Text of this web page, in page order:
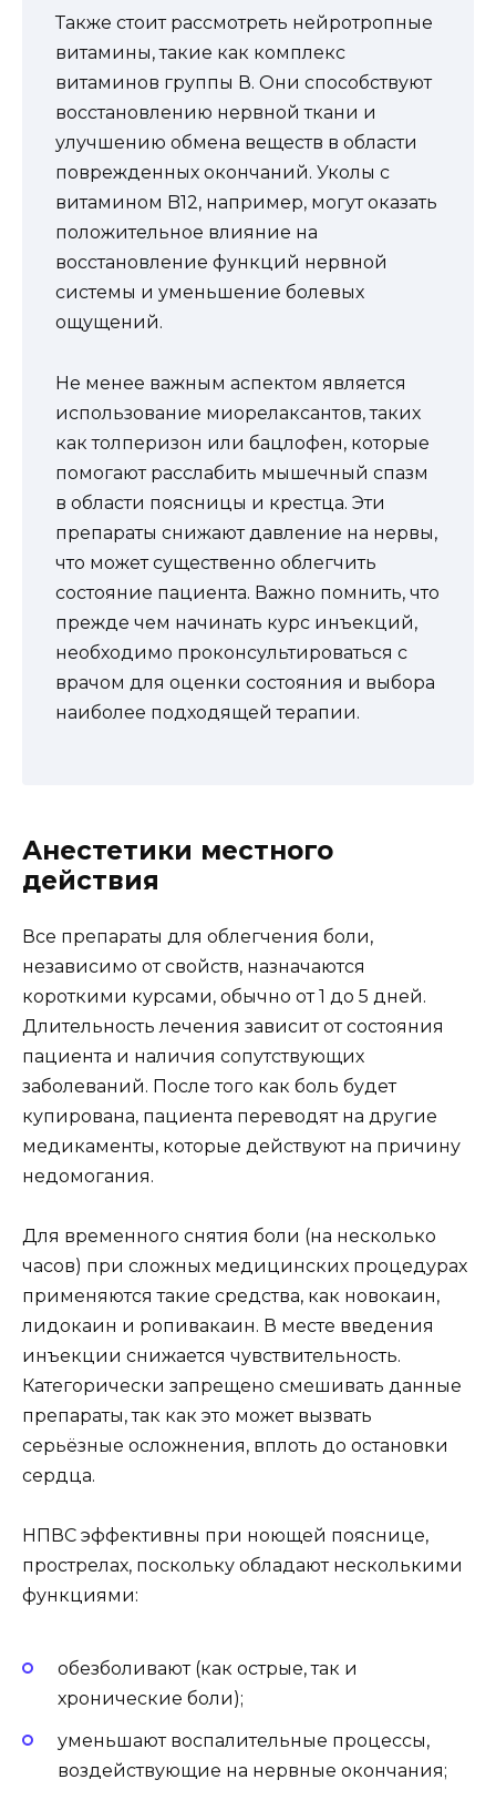
Также стоит рассмотреть нейротропные
витамины, такие как комплекс
витаминов группы В. Они способствуют
восстановлению нервной ткани и
улучшению обмена веществ в области
поврежденных окончаний. Уколы с
витамином B12, например, могут оказать
положительное влияние на
восстановление функций нервной
системы и уменьшение болевых
ощущений.
Не менее важным аспектом является
использование миорелаксантов, таких
как толперизон или бацлофен, которые
помогают расслабить мышечный спазм
в области поясницы и крестца. Эти
препараты снижают давление на нервы,
что может существенно облегчить
состояние пациента. Важно помнить, что
прежде чем начинать курс инъекций,
необходимо проконсультироваться с
врачом для оценки состояния и выбора
наиболее подходящей терапии.
Анестетики местного
действия
Все препараты для облегчения боли,
независимо от свойств, назначаются
короткими курсами, обычно от 1 до 5 дней.
Длительность лечения зависит от состояния
пациента и наличия сопутствующих
заболеваний. После того как боль будет
купирована, пациента переводят на другие
медикаменты, которые действуют на причину
недомогания.
Для временного снятия боли (на несколько
часов) при сложных медицинских процедурах
применяются такие средства, как новокаин,
лидокаин и ропивакаин. В месте введения
инъекции снижается чувствительность.
Категорически запрещено смешивать данные
препараты, так как это может вызвать
серьёзные осложнения, вплоть до остановки
сердца.
НПВС эффективны при ноющей пояснице,
прострелах, поскольку обладают несколькими
функциями:
обезболивают (как острые, так и
хронические боли);
уменьшают воспалительные процессы,
воздействующие на нервные окончания;